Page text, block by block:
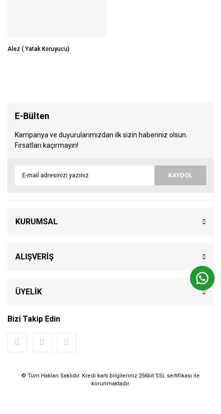
Alez ( Yatak Koruyucu)
E-Bülten
Kampanya ve duyurularımızdan ilk sizin haberiniz olsun.
Fırsatları kaçırmayın!
KAYDOL
KURUMSAL
ALIŞVERİŞ
ÜYELİK
Bizi Takip Edin
© Tüm Hakları Saklıdır. Kredi kartı bilgileriniz 256bit SSL sertifikası ile
korunmaktadır.